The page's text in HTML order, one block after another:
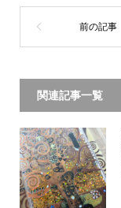
関連記事一覧